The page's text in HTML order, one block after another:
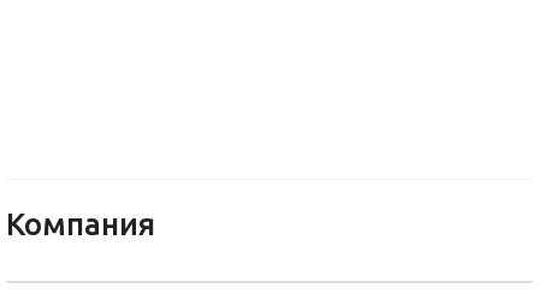
Компания